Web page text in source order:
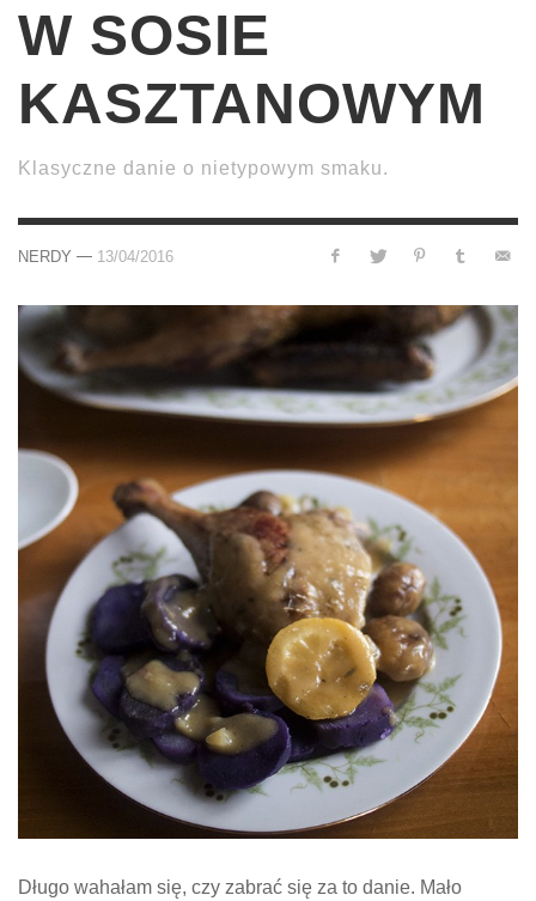
W SOSIE
KASZTANOWYM
Klasyczne danie o nietypowym smaku.
NERDY — 13/04/2016
Długo wahałam się, czy zabrać się za to danie. Mało